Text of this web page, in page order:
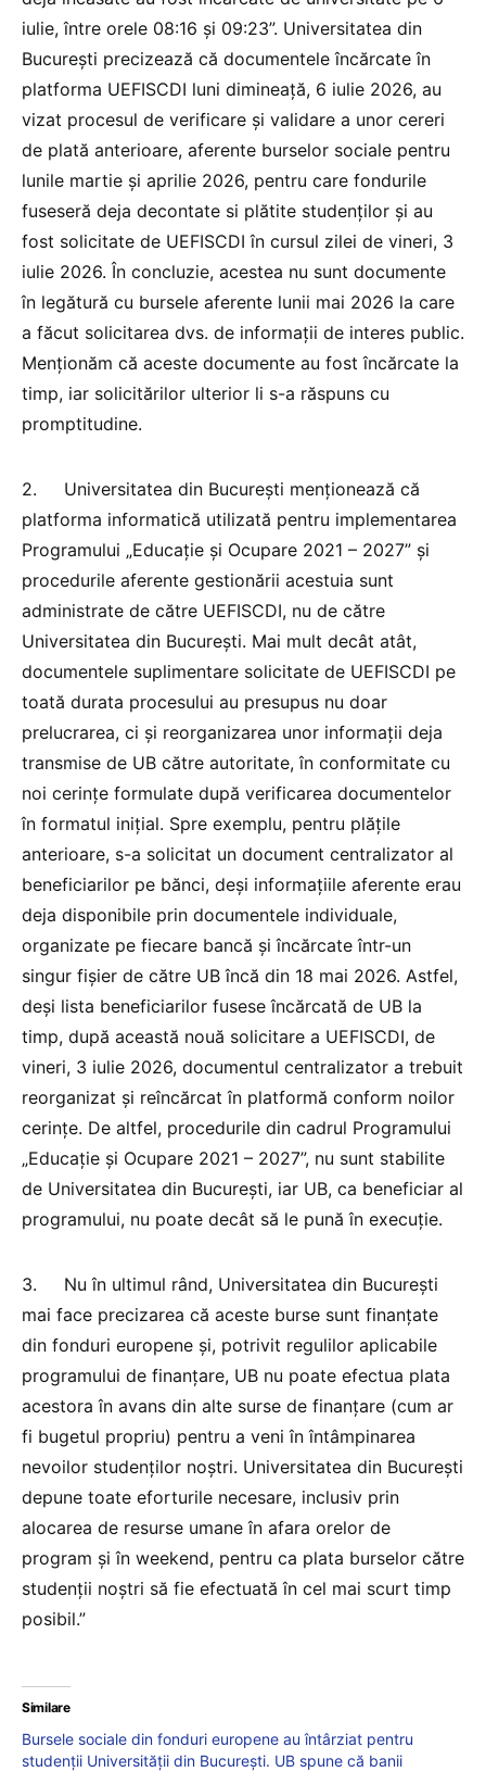
iulie, între orele 08:16 și 09:23”. Universitatea din
București precizează că documentele încărcate în
platforma UEFISCDI luni dimineață, 6 iulie 2026, au
vizat procesul de verificare și validare a unor cereri
de plată anterioare, aferente burselor sociale pentru
lunile martie și aprilie 2026, pentru care fondurile
fuseseră deja decontate si plătite studenților și au
fost solicitate de UEFISCDI în cursul zilei de vineri, 3
iulie 2026. În concluzie, acestea nu sunt documente
în legătură cu bursele aferente lunii mai 2026 la care
a făcut solicitarea dvs. de informații de interes public.
Menționăm că aceste documente au fost încărcate la
timp, iar solicitărilor ulterior li s-a răspuns cu
promptitudine.
2. Universitatea din București menționează că
platforma informatică utilizată pentru implementarea
Programului „Educație și Ocupare 2021 – 2027” și
procedurile aferente gestionării acestuia sunt
administrate de către UEFISCDI, nu de către
Universitatea din București. Mai mult decât atât,
documentele suplimentare solicitate de UEFISCDI pe
toată durata procesului au presupus nu doar
prelucrarea, ci și reorganizarea unor informații deja
transmise de UB către autoritate, în conformitate cu
noi cerințe formulate după verificarea documentelor
în formatul inițial. Spre exemplu, pentru plățile
anterioare, s-a solicitat un document centralizator al
beneficiarilor pe bănci, deși informațiile aferente erau
deja disponibile prin documentele individuale,
organizate pe fiecare bancă și încărcate într-un
singur fișier de către UB încă din 18 mai 2026. Astfel,
deși lista beneficiarilor fusese încărcată de UB la
timp, după această nouă solicitare a UEFISCDI, de
vineri, 3 iulie 2026, documentul centralizator a trebuit
reorganizat și reîncărcat în platformă conform noilor
cerințe. De altfel, procedurile din cadrul Programului
„Educație și Ocupare 2021 – 2027”, nu sunt stabilite
de Universitatea din București, iar UB, ca beneficiar al
programului, nu poate decât să le pună în execuție.
3. Nu în ultimul rând, Universitatea din București
mai face precizarea că aceste burse sunt finanțate
din fonduri europene și, potrivit regulilor aplicabile
programului de finanțare, UB nu poate efectua plata
acestora în avans din alte surse de finanțare (cum ar
fi bugetul propriu) pentru a veni în întâmpinarea
nevoilor studenților noștri. Universitatea din București
depune toate eforturile necesare, inclusiv prin
alocarea de resurse umane în afara orelor de
program și în weekend, pentru ca plata burselor către
studenții noștri să fie efectuată în cel mai scurt timp
posibil.”
Similare
Bursele sociale din fonduri europene au întârziat pentru
studenții Universității din București. UB spune că banii